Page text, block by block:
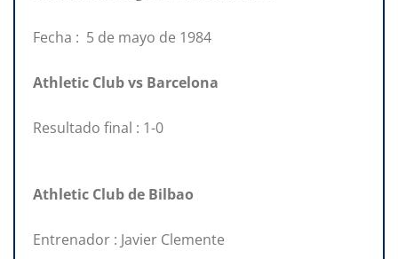
Fecha : 5 de mayo de 1984
Athletic Club vs Barcelona
Resultado final : 1-0
Athletic Club de Bilbao
Entrenador : Javier Clemente